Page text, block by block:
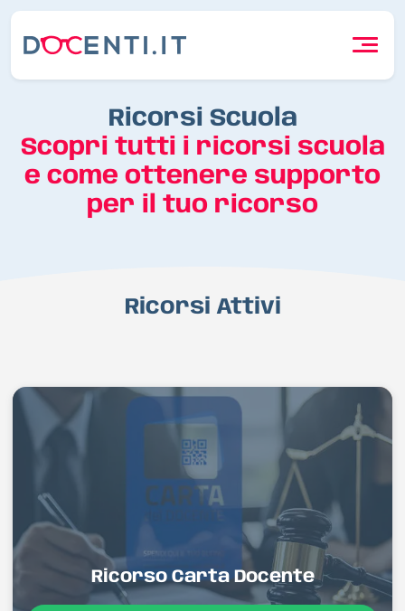
Ricorsi Scuola
Scopri tutti i ricorsi scuola
e come ottenere supporto
per il tuo ricorso
Ricorsi Attivi
Ricorso Carta Docente